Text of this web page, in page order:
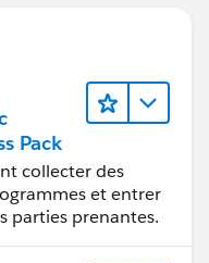
Pack
collecter des
et entrer
parties prenantes.